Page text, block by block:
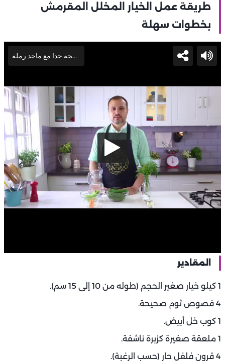
طريقة عمل الخيار المخلل المقرمش
بخطوات سهلة
المقادير
1 كيلو خيار صغير الحجم (طوله من 10 إلى 15 سم).
4 فصوص ثوم صحيحة.
1 كوب خل أبيض.
1 ملعقة صغيرة كزبرة ناشفة.
4 قرون فلفل حار (حسب الرغبة).